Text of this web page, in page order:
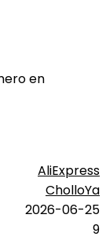
en
AliExpress
CholloYa
2026-06-25
9